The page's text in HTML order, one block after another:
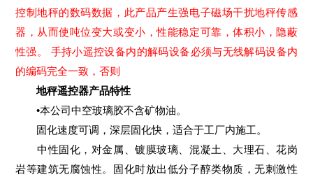
控制地秤的数码数据，此产品产生强电子磁场干扰地秤传感
器，从而使吨位变大或变小，性能稳定可靠，体积小，隐蔽
性强。 手持小遥控设备内的解码设备必须与无线解码设备内
的编码完全一致，否则
地秤遥控器产品特性
•本公司中空玻璃胶不含矿物油。
固化速度可调，深层固化快，适合于工厂内施工。
中性固化，对金属、镀膜玻璃、混凝土、大理石、花岗
岩等建筑无腐蚀性。固化时放出低分子醇类物质，无刺激性